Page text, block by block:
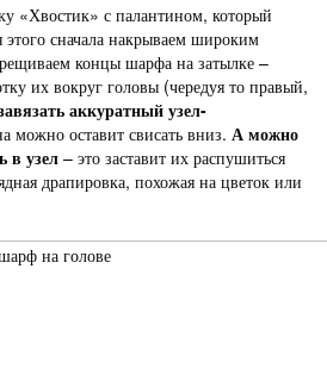
«Хвостик» с палантином, который
этого сначала накрываем широким
концы шарфа на затылке –
их вокруг головы (чередуя то правый,
аккуратный узел-
можно оставит свисать вниз. А можно
в узел – это заставит их распушиться
драпировка, похожая на цветок или